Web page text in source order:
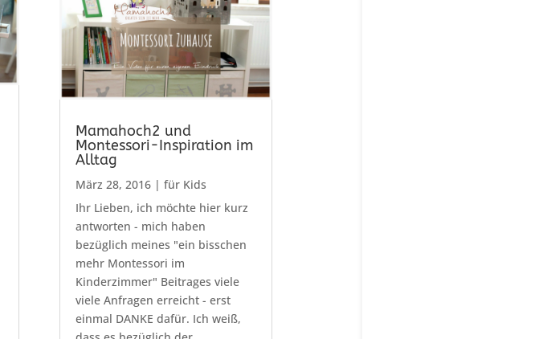
Mamahoch2 und
Montessori-Inspiration im
Alltag
März 28, 2016| für Kids
Ihr Lieben, ich möchte hier kurz
antworten - mich haben
bezüglich meines "ein bisschen
mehr Montessori im
Kinderzimmer" Beitrages viele
viele Anfragen erreicht - erst
einmal DANKE dafür. Ich weiß,